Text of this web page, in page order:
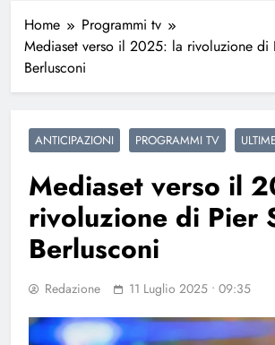
Home
Programmi tv
Mediaset verso il 2025: la rivoluzione di
Berlusconi
ANTICIPAZIONI PROGRAMMI TV
Mediaset verso il
rivoluzione di Pier
Berlusconi
Redazione 11 Luglio 2025 • 09:35